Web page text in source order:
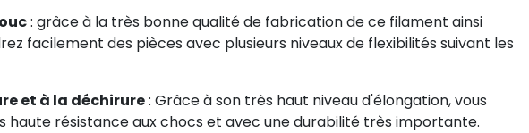
: grâce à la très bonne qualité de fabrication de ce filament ainsi
facilement des pièces avec plusieurs niveaux de flexibilités suivant les
et à la déchirure: Grâce à son très haut niveau d'élongation, vous
haute résistance aux chocs et avec une durabilité très importante.